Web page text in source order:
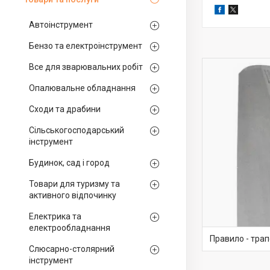
Автоінструмент
Бензо та електроінструмент
Все для зварювальних робіт
Опалювальне обладнання
Сходи та драбини
Сільськогосподарський
інструмент
Будинок, сад і город
Товари для туризму та
активного відпочинку
Електрика та
електрообладнання
Слюсарно-столярний
інструмент
Правило -